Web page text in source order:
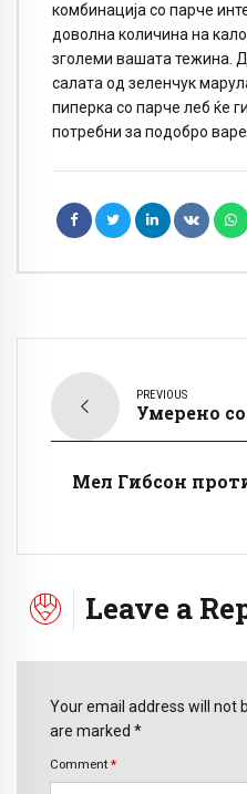
комбинација со парче
доволна количина на
зголеми вашата тежина.
салата од зеленчук
пиперка со парче леб ќе
потребни за подобро
PREVIOUS
Умерено
Мел Гибсон
Leave a
Your email address will not
are marked *
Comment *